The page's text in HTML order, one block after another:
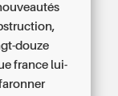
douze
france lui-